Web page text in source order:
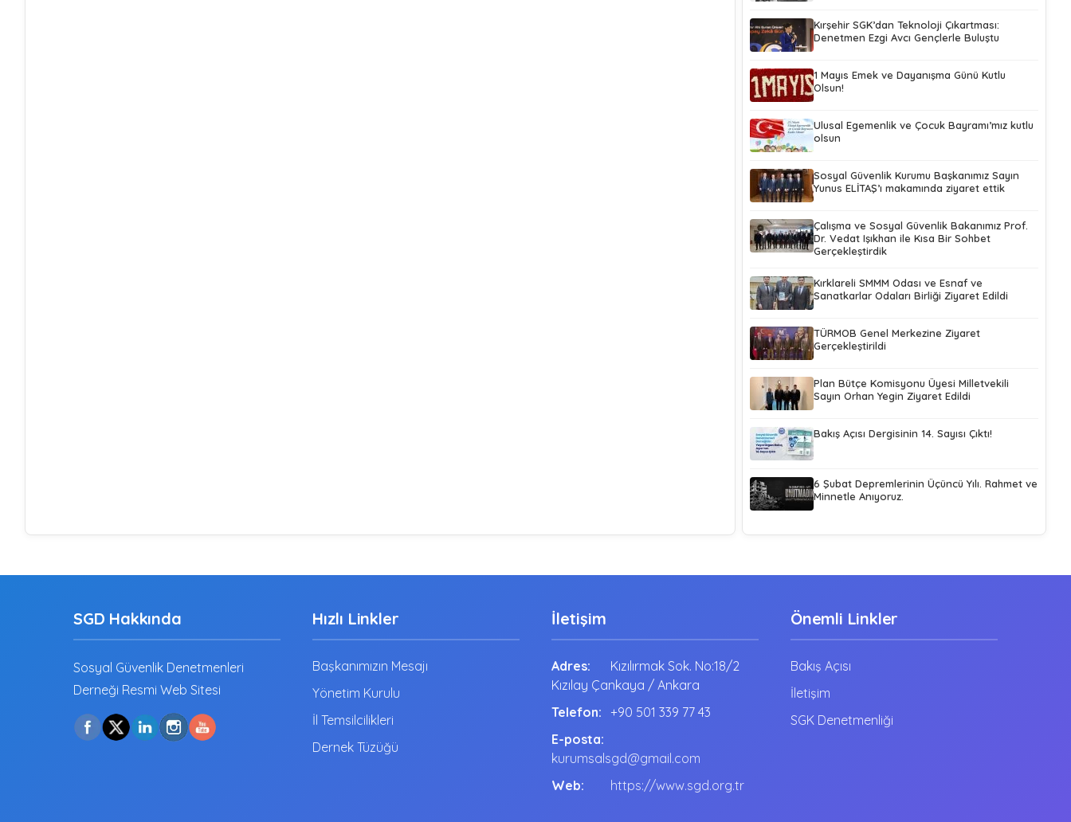
Kırşehir SGK’dan Teknoloji Çıkartması:
Denetmen Ezgi Avcı Gençlerle Buluştu
1 Mayıs Emek ve Dayanışma Günü Kutlu
Olsun!
Ulusal Egemenlik ve Çocuk Bayramı’mız kutlu
olsun
Sosyal Güvenlik Kurumu Başkanımız Sayın
Yunus ELİTAŞ’ı makamında ziyaret ettik
Çalışma ve Sosyal Güvenlik Bakanımız Prof.
Dr. Vedat Işıkhan ile Kısa Bir Sohbet
Gerçekleştirdik
Kırklareli SMMM Odası ve Esnaf ve
Sanatkarlar Odaları Birliği Ziyaret Edildi
TÜRMOB Genel Merkezine Ziyaret
Gerçekleştirildi
Plan Bütçe Komisyonu Üyesi Milletvekili
Sayın Orhan Yegin Ziyaret Edildi
Bakış Açısı Dergisinin 14. Sayısı Çıktı!
6 Şubat Depremlerinin Üçüncü Yılı. Rahmet ve
Minnetle Anıyoruz.
SGD Hakkında
Sosyal Güvenlik Denetmenleri
Derneği Resmi Web Sitesi
Hızlı Linkler
Başkanımızın Mesajı
Yönetim Kurulu
İl Temsilcilikleri
Dernek Tüzüğü
İletişim
Adres:
Kızılırmak Sok. No:18/2
Kızılay Çankaya / Ankara
Telefon:
+90 501 339 77 43
E-posta:
kurumsalsgd@gmail.com
Web:
https://www.sgd.org.tr
Önemli Linkler
Bakış Açısı
İletişim
SGK Denetmenliği